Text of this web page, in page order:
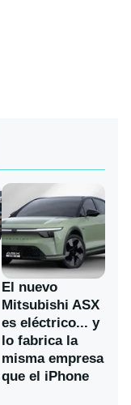
El nuevo
Mitsubishi ASX
es eléctrico... y
lo fabrica la
misma empresa
que el iPhone